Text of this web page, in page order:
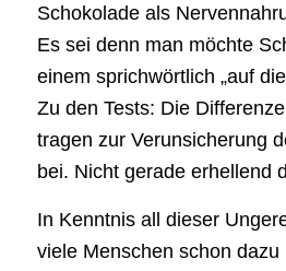
Schokolade als
Es sei denn man möchte
einem sprichwörtlich „auf
Zu den Tests: Die
tragen zur Verunsicherung
bei. Nicht gerade erhellend
In Kenntnis all dieser
viele Menschen schon dazu